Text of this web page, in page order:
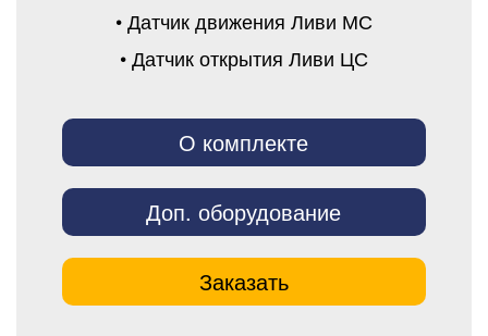
• Датчик движения Ливи МС
• Датчик открытия Ливи ЦС
О комплекте
Доп. оборудование
Заказать